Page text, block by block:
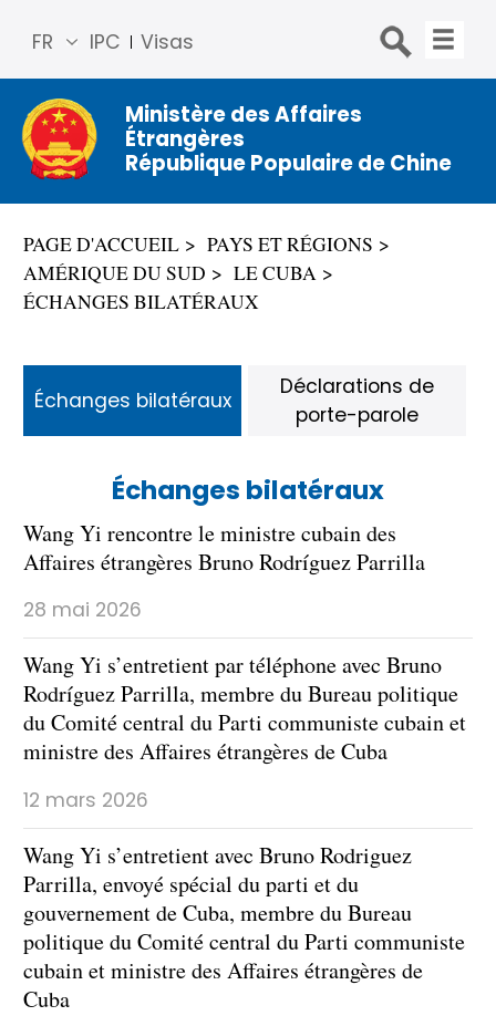
IPC Visas
FR
简体
中文
Engli
sh
Русс
Espa
ñol
Ministère des Affaires
Étrangères
République Populaire de Chine
PAGE D'ACCUEIL
PAYS ET RÉGIONS
AMÉRIQUE DU SUD
LE CUBA
ÉCHANGES BILATÉRAUX
Échanges bilatéraux
Wang Yi rencontre le ministre cubain des
Affaires étrangères Bruno Rodríguez Parrilla
28 mai 2026
Wang Yi s’entretient par téléphone avec Bruno
Rodríguez Parrilla, membre du Bureau politique
du Comité central du Parti communiste cubain et
ministre des Affaires étrangères de Cuba
12 mars 2026
Wang Yi s’entretient avec Bruno Rodriguez
Parrilla, envoyé spécial du parti et du
gouvernement de Cuba, membre du Bureau
politique du Comité central du Parti communiste
cubain et ministre des Affaires étrangères de
Cuba
Échanges bilatéraux
Déclarations de
porte-parole